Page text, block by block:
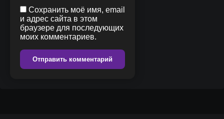
Сохранить моё имя, email
и адрес сайта в этом
браузере для последующих
моих комментариев.